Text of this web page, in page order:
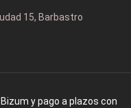
15, Barbastro
Bizum y pago a plazos con